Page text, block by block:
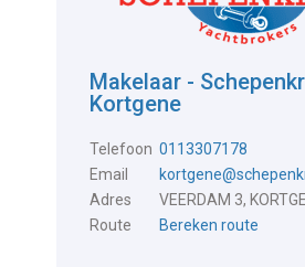
Makelaar -
Kortgene
Telefoon 0113307178
Email
Adres
VEERDAM 3,
Route
Bereken route